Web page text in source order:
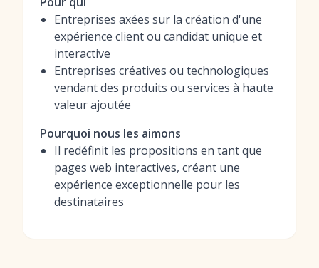
Entreprises axées sur la création d'une
expérience client ou candidat unique et
interactive
Entreprises créatives ou technologiques
vendant des produits ou services à haute
valeur ajoutée
Pourquoi nous les aimons
Il redéfinit les propositions en tant que
pages web interactives, créant une
expérience exceptionnelle pour les
destinataires